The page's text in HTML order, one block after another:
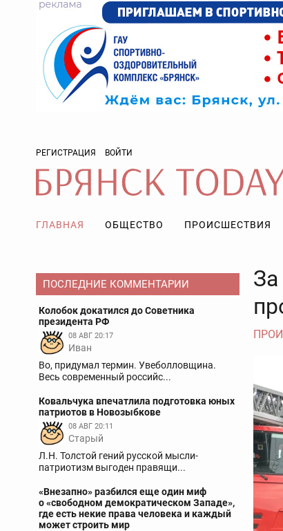
РЕГИСТРАЦИЯ ВОЙТИ
ГЛАВНАЯ ОБЩЕСТВО ПРОИСШЕСТВИЯ
ПОСЛЕДНИЕ КОММЕНТАРИИ
Колобок докатился до Советника
президента РФ
08 АВГ 20:17
Иван
Во, придумал термин. Увеболловщина.
Весь современный российс...
Ковальчука впечатлила подготовка юных
патриотов в Новозыбкове
08 АВГ 20:11
Старый
Л.Н. Толстой гений русской мысли-
патриотизм выгоден правящи...
«Внезапно» разбился еще один миф
о «свободном демократическом Западе»,
где есть некие права человека и каждый
может строить мир
За